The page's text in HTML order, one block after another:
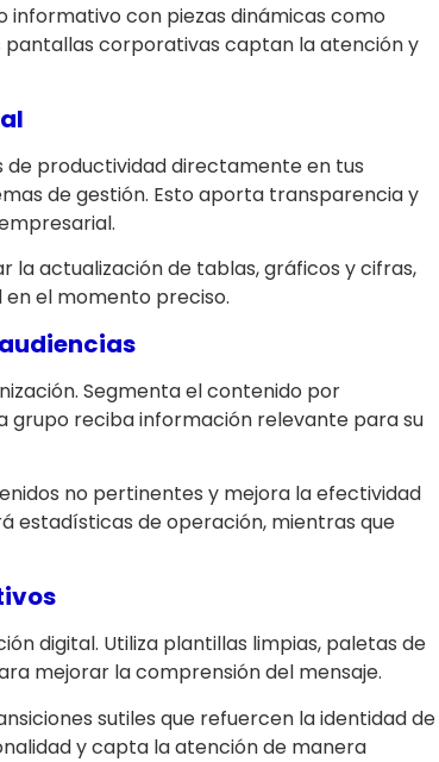
con piezas dinámicas como
pantallas corporativas captan la atención y
productividad directamente en tus
de gestión. Esto aporta transparencia y
la actualización de tablas, gráficos y cifras,
el momento preciso.
Segmenta el contenido por
reciba información relevante para su
no pertinentes y mejora la efectividad
estadísticas de operación, mientras que
digital. Utiliza plantillas limpias, paletas de
mejorar la comprensión del mensaje.
sutiles que refuercen la identidad de
y capta la atención de manera